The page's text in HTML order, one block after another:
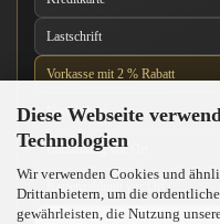
Diese Webseite
Technologien
Wir verwenden Cookies und
Drittanbietern, um die
gewährleisten, die Nutzung
Lastschrift
Vorkasse mit 2 % Rabatt
Nachnahme
Barzahlung vor Ort
Kartenzahlung vor Ort